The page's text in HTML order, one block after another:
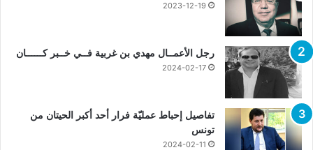
2023-12-19
رجل الأعمــال مهدي بن غربية فــي خــبر كــــــان
2024-02-17
تفاصيل إحباط عمليّة فرار أحد أكبر الحيتان من
تونس
2024-02-11